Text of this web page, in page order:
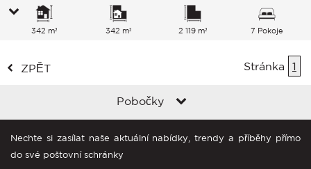
342 m² 342 m² 2 119 m² 7 Pokoje
ZPĚT Stránka 1
Pobočky
Nechte si zasílat naše aktuální nabídky, trendy a příběhy přímo
do své poštovní schránky